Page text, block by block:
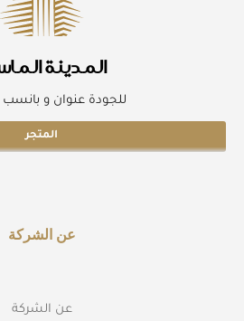
المدينة
للجودة عنوان و بانسب
المتجر
عن الشركة
عن الشركة